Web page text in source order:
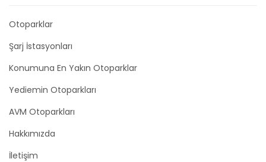
Otoparklar
Şarj İstasyonları
Konumuna En Yakın Otoparklar
Yediemin Otoparkları
AVM Otoparkları
Hakkımızda
İletişim